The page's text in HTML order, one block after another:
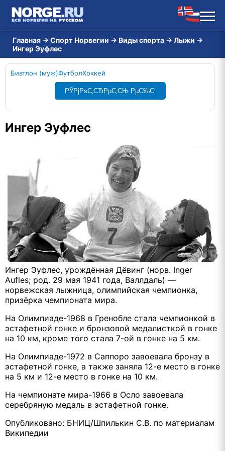
Главная → Спорт Норвегии → Виды спорта → Лыжи →
Ингер Эуфлес
Биатлон (муж)ФутболХоккей
РЎРјРѕС‚СЂРµС‚СЊ РµС‰С‘
Ингер Эуфлес
Ингер Эуфлес, урождённая Дёвинг (норв. Inger
Aufles; род. 29 мая 1941 года, Валлдаль) —
норвежская лыжница, олимпийская чемпионка,
призёрка чемпионата мира.
На Олимпиаде-1968 в Гренобле стала чемпионкой в
эстафетной гонке и бронзовой медалисткой в гонке
на 10 км, кроме того стала 7-ой в гонке на 5 км.
На Олимпиаде-1972 в Саппоро завоевала бронзу в
эстафетной гонке, а также заняла 12-е место в гонке
на 5 км и 12-е место в гонке на 10 км.
На чемпионате мира-1966 в Осло завоевала
серебряную медаль в эстафетной гонке.
Опубликовано: БНИЦ/Шпилькин С.В. по материалам
Википедии